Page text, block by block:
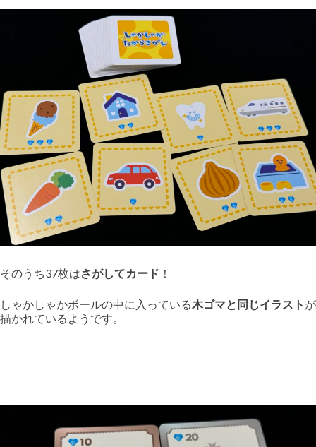
そのうち37枚はさがしてカード ！
しゃかしゃかボールの中に入っている木ゴマと同じイラスト が
描かれているようです。